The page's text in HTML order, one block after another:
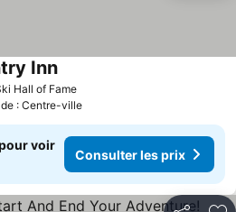
Hall of Fame
Inn
de : Centre-ville
voir
Consulter les prix